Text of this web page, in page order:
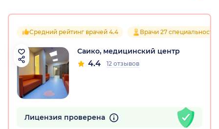
Средний рейтинг врачей 4.4 Врачи 27
Саико, медицинский центр
4.4 12 отзывов
Лицензия проверена